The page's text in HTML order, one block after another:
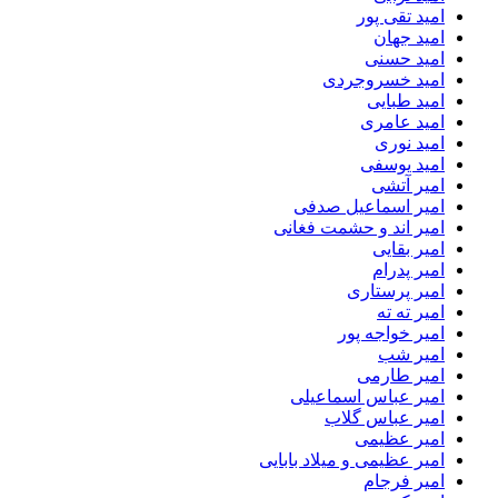
امید تقی پور
امید جهان
امید حسنی
امید خسروجردی
امید طبایی
امید عامری
امید نوری
امید یوسفی
امیر آتشی
امیر اسماعیل صدفی
امیر اند و حشمت فغانی
امیر بقایی
امیر پدرام
امیر پرستاری
امیر ته ته
امیر خواجه پور
امیر شب
امیر طارمی
امیر عباس اسماعیلی
امیر عباس گلاب
امیر عظیمی
امیر عظیمی و میلاد بابایی
امیر فرجام